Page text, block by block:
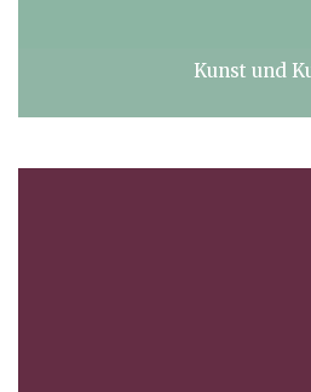
Kunst und